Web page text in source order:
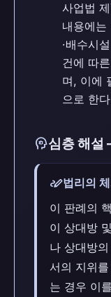
사업법
내용에는
·배수시
건에 따
며, 이에
으로 한
psychology심층 해설
stylus_note법리의
이 판례의
이 상대방
나 상대방
서의 지위
는 경우 이